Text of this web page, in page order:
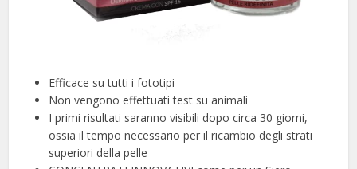
Efficace su tutti i fototipi
Non vengono effettuati test su animali
I primi risultati saranno visibili dopo circa 30 giorni,
ossia il tempo necessario per il ricambio degli strati
superiori della pelle